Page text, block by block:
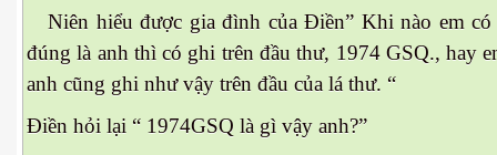
Niên hiểu được gia đình của Điền” Khi nào em có
đúng là anh thì có ghi trên đầu thư, 1974 GSQ., hay
anh cũng ghi như vậy trên đầu của lá thư. “
Điền hỏi lại “ 1974GSQ là gì vậy anh?”